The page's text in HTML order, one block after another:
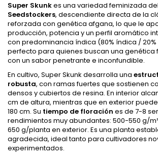
Super Skunkes una variedad feminizada
Seedstockers, descendiente directa de la
reforzada con genética afgana, lo que le
producción, potencia y un perfil aromático
con predominancia índica (80% índica / 20%
perfecto para quienes buscan una genética
con un sabor penetrante e inconfundible.
En cultivo, Super Skunk desarrolla una
robusta, con ramas fuertes que sostienen
densos y cubiertos de resina. En interior
cm de altura, mientras que en exterior
180 cm. Su tiempo de floración es de 7-8
rendimientos muy abundantes: 500-550 g/
650 g/planta en exterior. Es una planta
agradecida, ideal tanto para cultivadores
experimentados.